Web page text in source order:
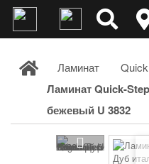
Ламинат
Ламинат Quick-
бежевый U 3832